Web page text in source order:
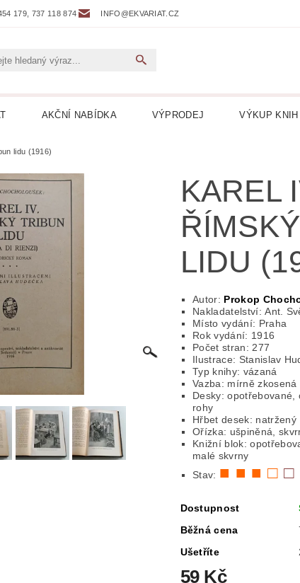
179, 737 118 874 INFO@EKVARIAT.CZ
AKČNÍ NABÍDKA VÝPRODEJ VÝKUP KNIH
BELETRIE
KNIHY ENCYKLOPEDIE ESOTERIKA,
HARLEQUIN HORORY HRY
LEPORELA LITERATURA
LITERATURA FAKTU LITERATURA HISTORICKÁ
MÍSTOPIS
POHLEDNICE
WESTERN SCI-FI SLOVNÍKY
ZÁHADY ZDRAVÍ ZOOLOGIE ZPĚVNÍKY,
lidu (1916)
KAREL
LIDU
Autor: Prokop
Nakladatelství: Ant.
Místo vydání: Praha
Rok vydání: 1916
Počet stran: 277
Ilustrace: Stanislav
Typ knihy: vázaná
Vazba: mírně zkosená
Desky: opotřebované,
rohy
Hřbet desek: natržený
Ořízka: ušpiněná,
Knižní blok:
malé skvrny
Stav: ■ ■ ■ □ □
Dostupnost
Běžná cena
Ušetříte
59 Kč